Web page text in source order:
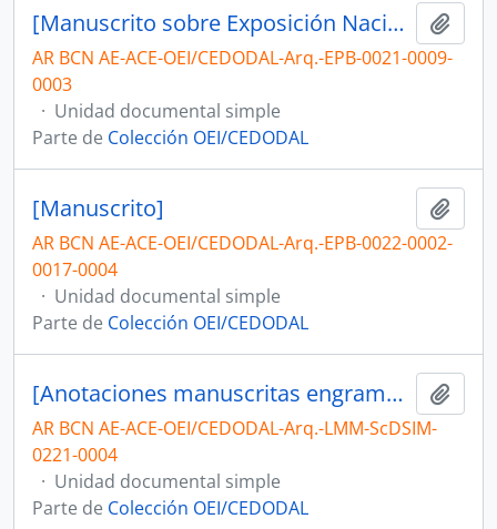
[Manuscrito sobre Exposición Nacional Liceo Ricaldoni]
AR BCN AE-ACE-OEI/CEDODAL-Arq.-EPB-0021-0009-
0003
· Unidad documental simple
Parte de Colección OEI/CEDODAL
[Manuscrito]
AR BCN AE-ACE-OEI/CEDODAL-Arq.-EPB-0022-0002-
0017-0004
· Unidad documental simple
Parte de Colección OEI/CEDODAL
[Anotaciones manuscritas engrampadas "Acero y aluminio]
AR BCN AE-ACE-OEI/CEDODAL-Arq.-LMM-ScDSIM-
0221-0004
· Unidad documental simple
Parte de Colección OEI/CEDODAL